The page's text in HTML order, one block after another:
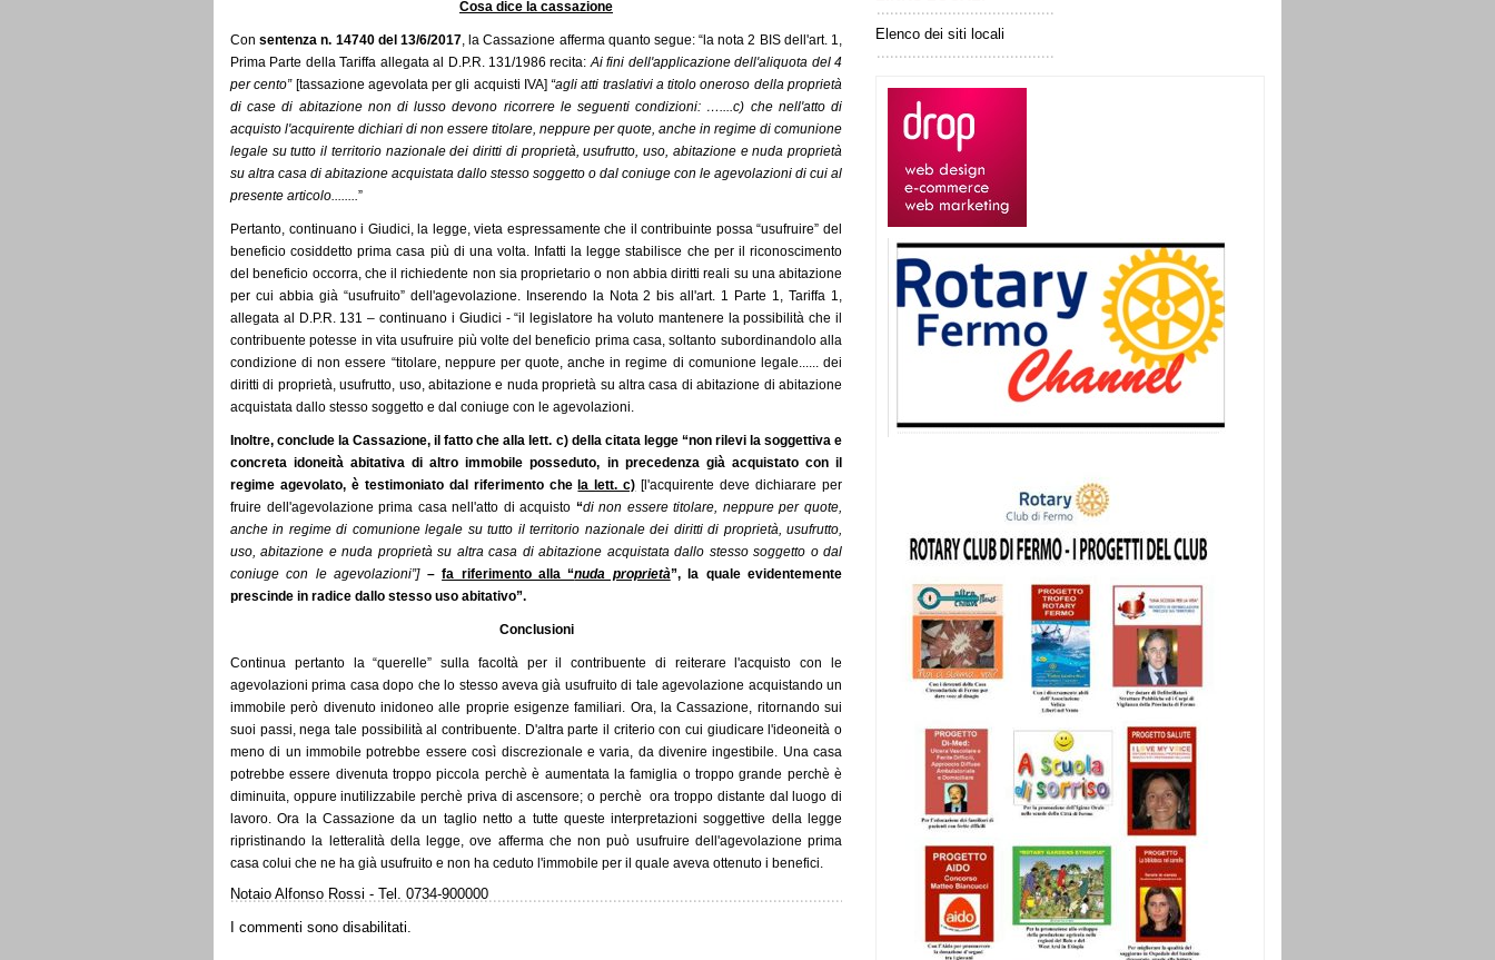
Cosa dice la cassazione
Consentenza n. 14740 del 13/6/2017, la Cassazione afferma quanto segue: “la nota 2 BIS dell'art. 1,
Prima Parte della Tariffa allegata al D.P.R. 131/1986 recita:Ai fini dell'applicazione dell'aliquota del 4
per cento” [tassazione agevolata per gli acquisti IVA] “agli atti traslativi a titolo oneroso della proprietà
di case di abitazione non di lusso devono ricorrere le seguenti condizioni: …....c) che nell'atto di
acquisto l'acquirente dichiari di non essere titolare, neppure per quote, anche in regime di comunione
legale su tutto il territorio nazionale dei diritti di proprietà, usufrutto, uso, abitazione e nuda proprietà
su altra casa di abitazione acquistata dallo stesso soggetto o dal coniuge con le agevolazioni di cui al
presente articolo........”
Pertanto, continuano i Giudici, la legge, vieta espressamente che il contribuinte possa “usufruire” del
beneficio cosiddetto prima casa più di una volta. Infatti la legge stabilisce che per il riconoscimento
del beneficio occorra, che il richiedente non sia proprietario o non abbia diritti reali su una abitazione
per cui abbia già “usufruito” dell'agevolazione. Inserendo la Nota 2 bis all'art. 1 Parte 1, Tariffa 1,
allegata al D.P.R. 131 – continuano i Giudici - “il legislatore ha voluto mantenere la possibilità che il
contribuente potesse in vita usufruire più volte del beneficio prima casa, soltanto subordinandolo alla
condizione di non essere “titolare, neppure per quote, anche in regime di comunione legale...... dei
diritti di proprietà, usufrutto, uso, abitazione e nuda proprietà su altra casa di abitazione di abitazione
acquistata dallo stesso soggetto e dal coniuge con le agevolazioni.
Inoltre, conclude la Cassazione, il fatto che alla lett. c) della citata legge “non rilevi la soggettiva e
concreta idoneità abitativa di altro immobile posseduto, in precedenza già acquistato con il
regime agevolato, è testimoniato dal riferimento che la lett. c) [l'acquirente deve dichiarare per
fruire dell'agevolazione prima casa nell'atto di acquisto “di non essere titolare, neppure per quote,
anche in regime di comunione legale su tutto il territorio nazionale dei diritti di proprietà, usufrutto,
uso, abitazione e nuda proprietà su altra casa di abitazione acquistata dallo stesso soggetto o dal
coniuge con le agevolazioni”] –fa riferimento alla “nuda proprietà”, la quale evidentemente
prescinde in radice dallo stesso uso abitativo”.
Conclusioni
Continua pertanto la “querelle” sulla facoltà per il contribuente di reiterare l'acquisto con le
agevolazioni prima casa dopo che lo stesso aveva già usufruito di tale agevolazione acquistando un
immobile però divenuto inidoneo alle proprie esigenze familiari. Ora, la Cassazione, ritornando sui
suoi passi, nega tale possibilità al contribuente. D'altra parte il criterio con cui giudicare l'ideoneità o
meno di un immobile potrebbe essere così discrezionale e varia, da divenire ingestibile. Una casa
potrebbe essere divenuta troppo piccola perchè è aumentata la famiglia o troppo grande perchè è
diminuita, oppure inutilizzabile perchè priva di ascensore; o perchè ora troppo distante dal luogo di
lavoro. Ora la Cassazione da un taglio netto a tutte queste interpretazioni soggettive della legge
ripristinando la letteralità della legge, ove afferma che non può usufruire dell'agevolazione prima
casa colui che ne ha già usufruito e non ha ceduto l'immobile per il quale aveva ottenuto i benefici.
Notaio Alfonso Rossi - Tel. 0734-900000
I commenti sono disabilitati.
Elenco dei siti locali